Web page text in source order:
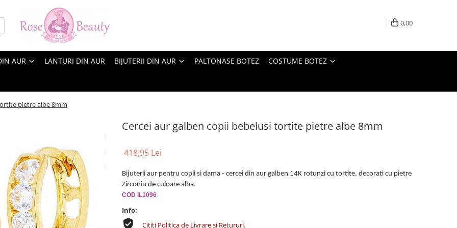
0,00
AUR LANTURI DIN AUR BIJUTERII DIN AUR PALTONASE BOTEZ COSTUME BOTEZ
pietre albe 8mm
Cercei aur galben copii bebelusi tortite pietre albe 8mm
418,95 Lei
Bijuterii aur pentru copii si dama - cercei din aur galben 14K rotunzi cu tortite, decorati cu pietre
Zirconiu de culoare alba.
COD IL1096
Info:
Cititi Politica de Livrare si Retururi.